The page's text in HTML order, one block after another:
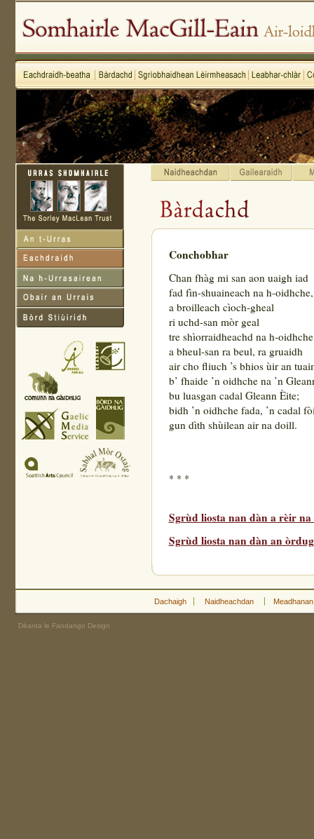
Conchobhar
Chan fhàg mi san aon uaigh iad
fad fìn-shuaineach na h-oidhche,
a broilleach cìoch-gheal
ri uchd-san mòr geal
tre shìorraidheachd na h-
a bheul-san ra beul, ra gruaidh
air cho fliuch ’s bhios ùir an
b’ fhaide ’n oidhche na ’n
bu luasgan cadal Gleann Èite;
bidh ’n oidhche fada, ’n cadal
gun dìth shùilean air na doill.
* * *
Sgrùd liosta nan dàn a rèir na
Sgrùd liosta nan dàn an
Dachaigh Naidheachdan Meadhanan
Dèanta le Fandango Design